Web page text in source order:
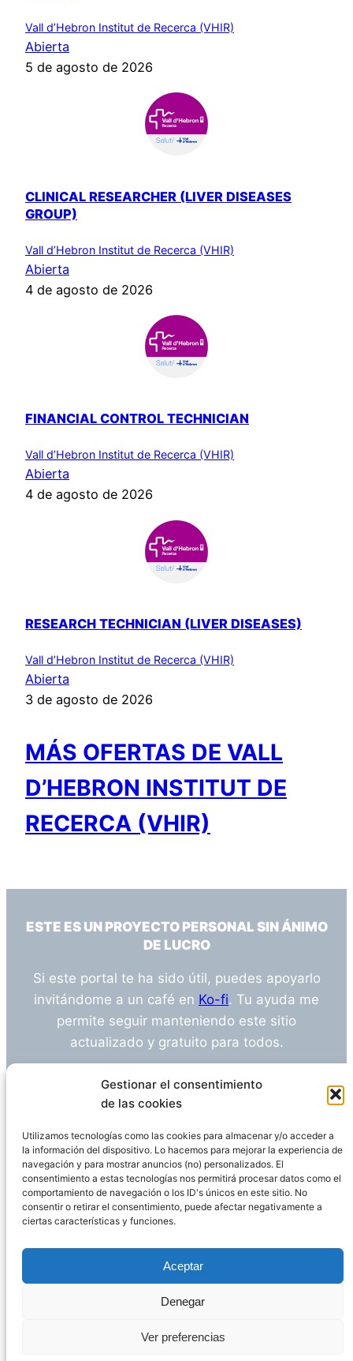
Gestionar el consentimiento
de las cookies
Utilizamos tecnologías como las cookies para almacenar y/o acceder a
la información del dispositivo. Lo hacemos para mejorar la experiencia de
navegación y para mostrar anuncios (no) personalizados. El
consentimiento a estas tecnologías nos permitirá procesar datos como el
comportamiento de navegación o los ID's únicos en este sitio. No
consentir o retirar el consentimiento, puede afectar negativamente a
ciertas características y funciones.
Aceptar
Denegar
Ver preferencias
Vall d’Hebron Institut de Recerca (VHIR)
Abierta
5 de agosto de 2026
CLINICAL RESEARCHER (LIVER DISEASES
GROUP)
Vall d’Hebron Institut de Recerca (VHIR)
Abierta
4 de agosto de 2026
FINANCIAL CONTROL TECHNICIAN
Vall d’Hebron Institut de Recerca (VHIR)
Abierta
4 de agosto de 2026
RESEARCH TECHNICIAN (LIVER DISEASES)
Vall d’Hebron Institut de Recerca (VHIR)
Abierta
3 de agosto de 2026
MÁS OFERTAS DE VALL
D’HEBRON INSTITUT DE
RECERCA (VHIR)
ESTE ES UN PROYECTO PERSONAL SIN ÁNIMO
DE LUCRO
Si este portal te ha sido útil, puedes apoyarlo
invitándome a un café en Ko-fi. Tu ayuda me
permite seguir manteniendo este sitio
actualizado y gratuito para todos.
¿Tienes alguna duda o sugerencia? Escríbeme
info@empleosanitarioinvestigacion.es
Descargo de Responsabilidad
Declaración de Privacidad Política de cookies
WordPress
Página administrada por Javier Ripoll